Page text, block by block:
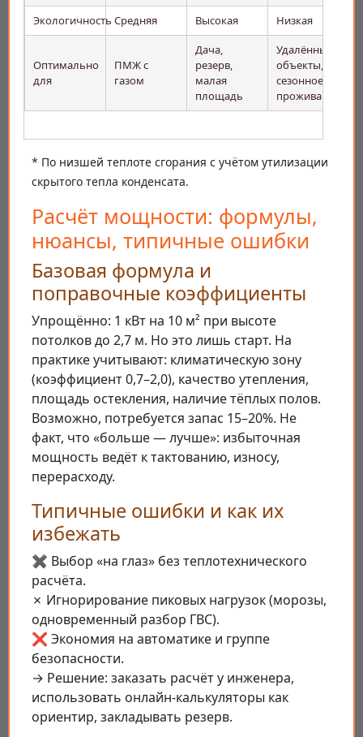
Экологичность Средняя Высокая Низкая
Оптимально
для
ПМЖ с
газом
Дача,
резерв,
малая
площадь
Удалённые
объекты,
сезонное
проживание
* По низшей теплоте сгорания с учётом утилизации
скрытого тепла конденсата.
Расчёт мощности: формулы,
нюансы, типичные ошибки
Базовая формула и
поправочные коэффициенты
Упрощённо: 1 кВт на 10 м² при высоте
потолков до 2,7 м. Но это лишь старт. На
практике учитывают: климатическую зону
(коэффициент 0,7–2,0), качество утепления,
площадь остекления, наличие тёплых полов.
Возможно, потребуется запас 15–20%. Не
факт, что «больше — лучше»: избыточная
мощность ведёт к тактованию, износу,
перерасходу.
Типичные ошибки и как их
избежать
✖️ Выбор «на глаз» без теплотехнического
расчёта.
✗ Игнорирование пиковых нагрузок (морозы,
одновременный разбор ГВС).
❌ Экономия на автоматике и группе
безопасности.
→ Решение: заказать расчёт у инженера,
использовать онлайн-калькуляторы как
ориентир, закладывать резерв.